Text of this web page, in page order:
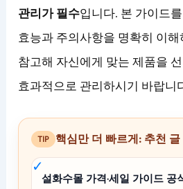
관리가 필수입니다. 본 가이드
효능과 주의사항을 명확히 이
참고해 자신에게 맞는 제품을
효과적으로 관리하시기 바랍니
TIP 핵심만 더 빠르게: 추천 글
설화수몰 가격·세일 가이드 공